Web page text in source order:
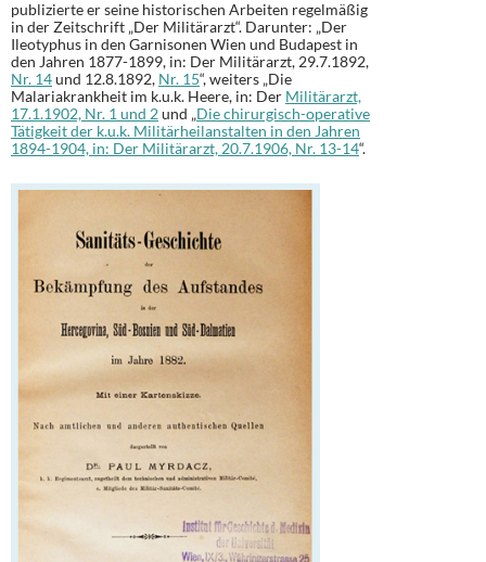
publizierte er seine historischen Arbeiten regelmäßig
in der Zeitschrift „Der Militärarzt“. Darunter: „Der
Ileotyphus in den Garnisonen Wien und Budapest in
den Jahren 1877-1899, in: Der Militärarzt, 29.7.1892,
Nr. 14und 12.8.1892, Nr. 15“, weiters „Die
Malariakrankheit im k.u.k. Heere, in: Der Militärarzt,
17.1.1902, Nr. 1 und 2und „Die chirurgisch-operative
Tätigkeit der k.u.k. Militärheilanstalten in den Jahren
1894-1904, in: Der Militärarzt, 20.7.1906, Nr. 13-14“.